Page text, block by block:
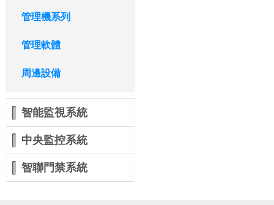
管理機系列
管理軟體
周邊設備
智能監視系統
中央監控系統
智聯門禁系統